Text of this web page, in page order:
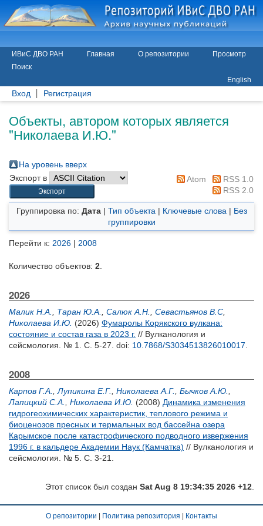
ИВиС ДВО РАН Главная О репозитории
Просмотр
Поиск
English
Вход Регистрация
Объекты, автором которых является
"Николаева И.Ю."
На уровень вверх
Экспорт в
Atom
RSS 1.0
RSS 2.0
Группировка по: Дата| Тип объекта | Ключевые слова | Без
группировки
Перейти к: 2026 | 2008
Количество объектов: 2
2026
Малик Н.А. Таран Ю.А. Салюк А.Н. Севастьянов В.С
Николаева И.Ю. (2026) Фумаролы Корякского вулкана:
состояние и состав газа в 2023 г. // Вулканология и
сейсмология. № 1. С. 5-27. doi: 10.7868/S3034513826010017
2008
Карпов Г.А. Лупикина Е.Г. Николаева А.Г. Бычков А.Ю.
Лапицкий С.А.
Николаева И.Ю. (2008) Динамика изменения
гидрогеохимических характеристик, теплового режима и
биоценозов пресных и термальных вод бассейна озера
Карымское после катастрофического подводного извержения
1996 г. в кальдере Академии Наук (Камчатка) // Вулканология и
сейсмология. № 5. С. 3-21.
Этот список был создан Sat Aug 8 19:34:35 2026 +12
О репозитории Политика репозитория Контакты